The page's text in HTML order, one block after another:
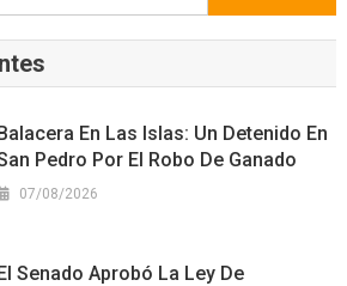
En Las Islas: Un Detenido En
Pedro Por El Robo De Ganado
07/08/2026
Senado Aprobó La Ley De